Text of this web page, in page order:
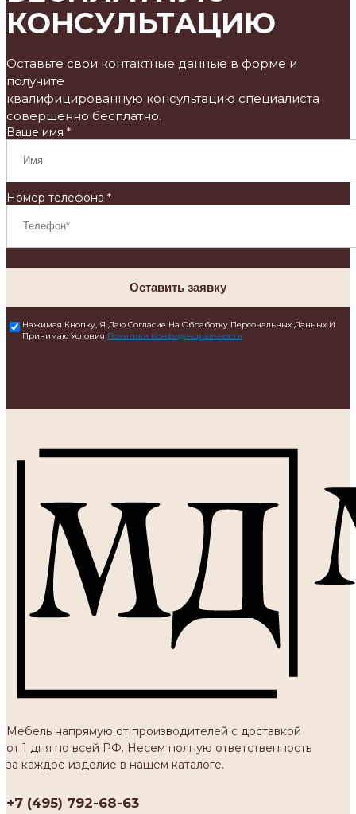
КОНСУЛЬТАЦИЮ
Оставьте свои контактные данные в форме и
получите
квалифицированную консультацию специалиста
совершенно бесплатно.
Ваше имя *
Номер телефона *
Оставить заявку
Нажимая Кнопку, Я Даю Согласие На Обработку Персональных Данных И
Принимаю Условия Политики Конфиденциальности
Мебель напрямую от производителей с доставкой
от 1 дня по всей РФ. Несем полную ответственность
за каждое изделие в нашем каталоге.
+7 (495) 792-68-63